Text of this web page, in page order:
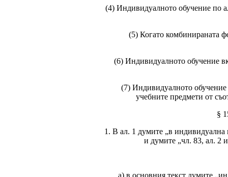
(4) Индивидуалното обучение по
(5) Когато комбинираната
(6) Индивидуалното обучение
(7) Индивидуалното обучение
учебните предмети от
§
1. В ал. 1 думите „в индивидуална
и думите „чл. 83, ал. 2
а) в основния текст думите